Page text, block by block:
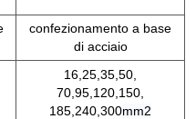
confezionamento a base
di acciaio
16,25,35,50,
70,95,120,150,
185,240,300mm2